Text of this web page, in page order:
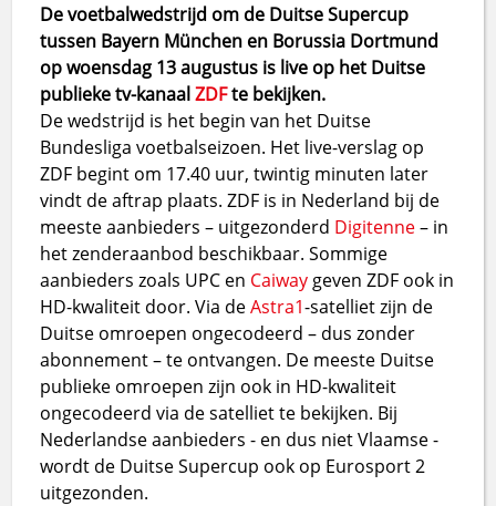
De voetbalwedstrijd om de Duitse Supercup
tussen Bayern München en Borussia Dortmund
op woensdag 13 augustus is live op het Duitse
publieke tv-kanaalZDFte bekijken.
De wedstrijd is het begin van het Duitse
Bundesliga voetbalseizoen. Het live-verslag op
ZDF begint om 17.40 uur, twintig minuten later
vindt de aftrap plaats. ZDF is in Nederland bij de
meeste aanbieders – uitgezonderd Digitenne– in
het zenderaanbod beschikbaar. Sommige
aanbieders zoals UPC en Caiway geven ZDF ook in
HD-kwaliteit door. Via deAstra1-satelliet zijn de
Duitse omroepen ongecodeerd – dus zonder
abonnement – te ontvangen. De meeste Duitse
publieke omroepen zijn ook in HD-kwaliteit
ongecodeerd via de satelliet te bekijken. Bij
Nederlandse aanbieders - en dus niet Vlaamse -
wordt de Duitse Supercup ook op Eurosport 2
uitgezonden.